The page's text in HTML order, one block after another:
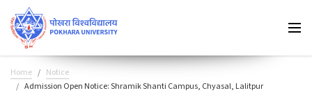
Home
Notice
Admission Open Notice: Shramik Shanti Campus, Chyasal, Lalitpur